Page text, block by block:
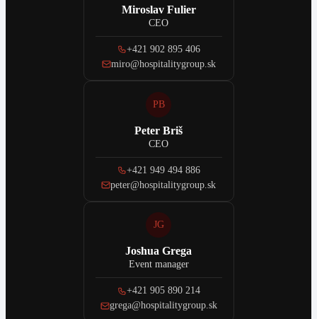
Miroslav Fulier
CEO
+421 902 895 406
miro@hospitalitygroup.sk
PB
Peter Briš
CEO
+421 949 494 886
peter@hospitalitygroup.sk
JG
Joshua Grega
Event manager
+421 905 890 214
grega@hospitalitygroup.sk